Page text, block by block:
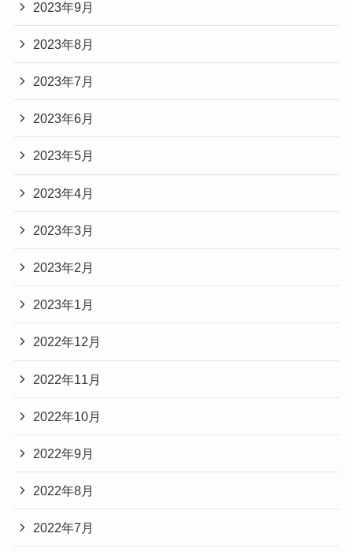
2023年9月
2023年8月
2023年7月
2023年6月
2023年5月
2023年4月
2023年3月
2023年2月
2023年1月
2022年12月
2022年11月
2022年10月
2022年9月
2022年8月
2022年7月